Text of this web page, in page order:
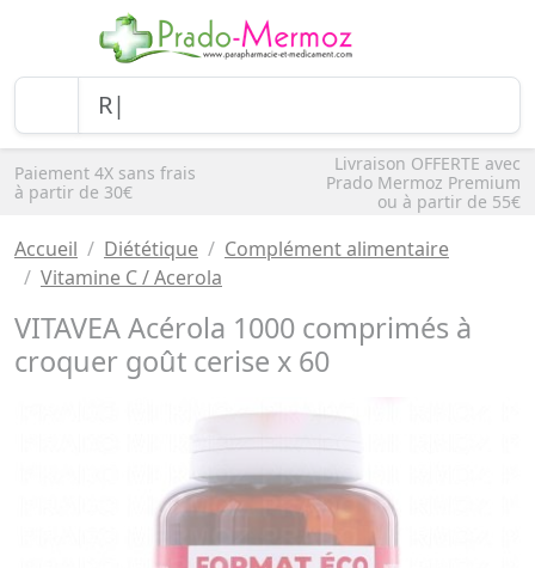
Paiement 4X sans frais
à partir de 30€
Livraison OFFERTE avec
Prado Mermoz Premium
ou à partir de 55€
Accueil Diététique
Complément alimentaire
Vitamine C / Acerola
VITAVEA Acérola 1000 comprimés à
croquer goût cerise x 60